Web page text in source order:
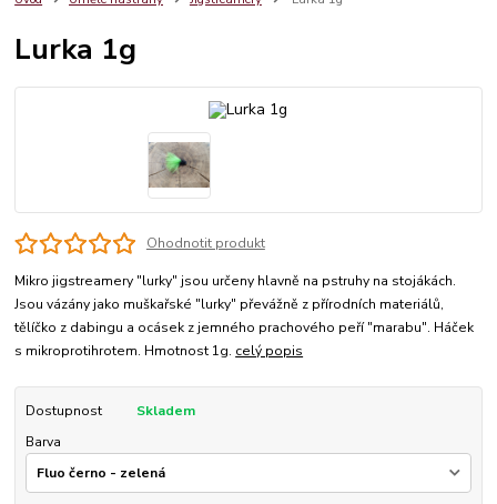
Lurka 1g
Ohodnotit produkt
Mikro jigstreamery "lurky" jsou určeny hlavně na pstruhy na stojákách.
Jsou vázány jako muškařské "lurky" převážně z přírodních materiálů,
tělíčko z dabingu a ocásek z jemného prachového peří "marabu". Háček
s mikroprotihrotem. Hmotnost 1g. celý popis
Dostupnost
Skladem
Barva